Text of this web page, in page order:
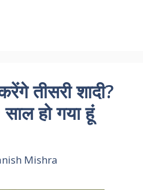
तीसरी शादी?
हो गया हूं
Mishra